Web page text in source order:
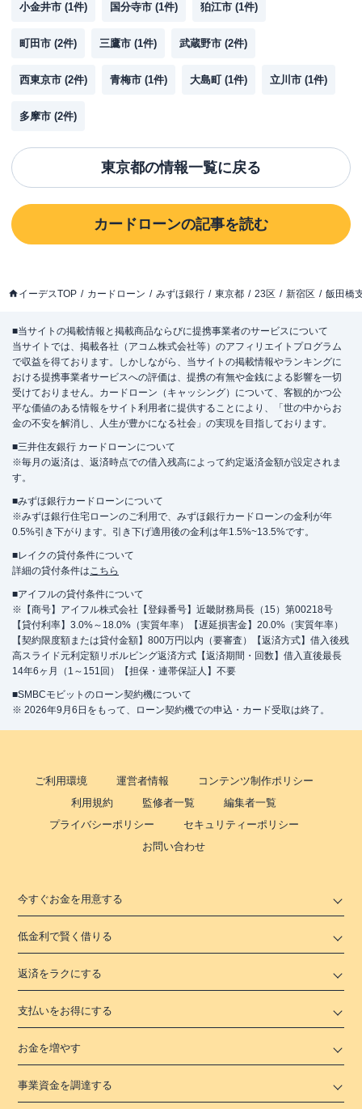
小金井市 (1件) 国分寺市 (1件) 狛江市 (1件)
町田市 (2件) 三鷹市 (1件) 武蔵野市 (2件)
西東京市 (2件) 青梅市 (1件) 大島町 (1件) 立川市 (1件)
多摩市 (2件)
東京都の情報一覧に戻る
カードローンの記事を読む
イーデスTOP カードローン みずほ銀行 東京都 23区 新宿区 飯田橋
■当サイトの掲載情報と掲載商品ならびに提携事業者のサービスについて
当サイトでは、掲載各社（アコム株式会社等）のアフィリエイトプログラム
で収益を得ております。しかしながら、当サイトの掲載情報やランキングに
おける提携事業者サービスへの評価は、提携の有無や金銭による影響を一切
受けておりません。カードローン（キャッシング）について、客観的かつ公
平な価値のある情報をサイト利用者に提供することにより、「世の中からお
金の不安を解消し、人生が豊かになる社会」の実現を目指しております。
■三井住友銀行 カードローンについて
※毎月の返済は、返済時点での借入残高によって約定返済金額が設定されま
す。
■みずほ銀行カードローンについて
※みずほ銀行住宅ローンのご利用で、みずほ銀行カードローンの金利が年
0.5%引き下がります。引き下げ適用後の金利は年1.5%~13.5%です。
■レイクの貸付条件について
詳細の貸付条件はこちら
■アイフルの貸付条件について
※【商号】アイフル株式会社【登録番号】近畿財務局長（15）第00218号
【貸付利率】3.0%～18.0%（実質年率）【遅延損害金】20.0%（実質年率）
【契約限度額または貸付金額】800万円以内（要審査）【返済方式】借入後残
高スライド元利定額リボルビング返済方式【返済期間・回数】借入直後最長
14年6ヶ月（1～151回）【担保・連帯保証人】不要
■SMBCモビットのローン契約機について
※ 2026年9月6日をもって、ローン契約機での申込・カード受取は終了。
ご利用環境 運営者情報
コンテンツ制作ポリシー
利用規約
監修者一覧
編集者一覧
プライバシーポリシー
セキュリティーポリシー
お問い合わせ
今すぐお金を用意する
低金利で賢く借りる
返済をラクにする
支払いをお得にする
お金を増やす
事業資金を調達する